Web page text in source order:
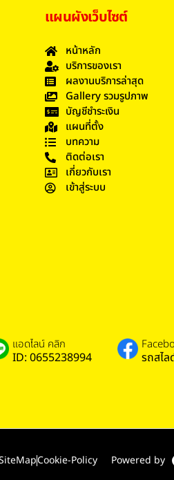
แผนผังเว็บไซต์
หน้าหลัก
บริการของเรา
ผลงานบริการล่าสุด
Gallery รวมรูปภาพ
บัญชีชำระเงิน
แผนที่ตั้ง
บทความ
ติดต่อเรา
เกี่ยวกับเรา
เข้าสู่ระบบ
แอดไลน์ คลิก
ID: 0655238994 รถสไ
Cookie-Policy Powered by